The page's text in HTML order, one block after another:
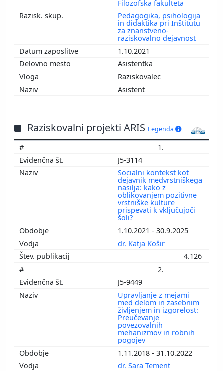
Filozofska fakulteta
Pedagogika, psihologija
in didaktika pri Inštitutu
za znanstveno-
raziskovalno dejavnost
1.10.2021
Asistentka
Raziskovalec
Asistent
Raziskovalni projekti ARIS Legenda
1.
J5-3114
Socialni kontekst kot
dejavnik medvrstniškega
nasilja: kako z
oblikovanjem pozitivne
vrstniške kulture
prispevati k vključujoči
šoli?
1.10.2021 - 30.9.2025
dr. Katja Košir
4.126
2.
J5-9449
Upravljanje z mejami
med delom in zasebnim
življenjem in izgorelost:
Preučevanje
povezovalnih
mehanizmov in robnih
pogojev
1.11.2018 - 31.10.2022
dr. Sara Tement